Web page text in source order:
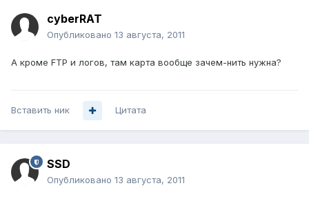
cyberRAT
Опубликовано 13 августа, 2011
А кроме FTP и логов, там карта вообще зачем-нить нужна?
Вставить ник Цитата
SSD
Опубликовано 13 августа, 2011